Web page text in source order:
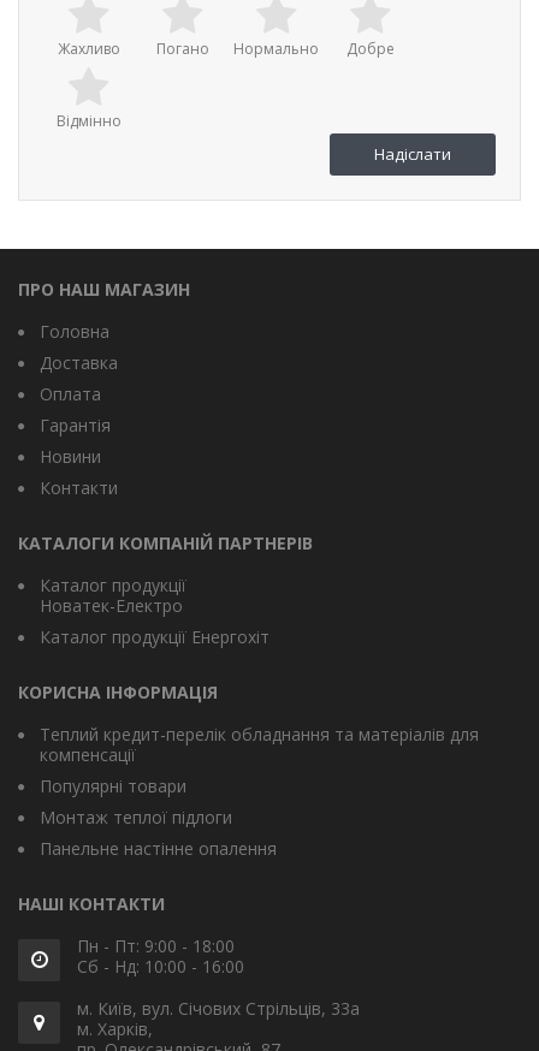
Жахливо Погано Нормально Добре
Відмінно
ПРО НАШ МАГАЗИН
Головна
Доставка
Оплата
Гарантія
Новини
Контакти
КАТАЛОГИ КОМПАНІЙ ПАРТНЕРІВ
Каталог продукції
Новатек-Електро
Каталог продукції Енергохіт
КОРИСНА ІНФОРМАЦІЯ
Теплий кредит-перелік обладнання та матеріалів для
компенсації
Популярні товари
Монтаж теплої підлоги
Панельне настінне опалення
НАШІ КОНТАКТИ
Пн - Пт: 9:00 - 18:00
Сб - Нд: 10:00 - 16:00
м. Київ, вул. Січових Стрільців, 33а
м. Харків,